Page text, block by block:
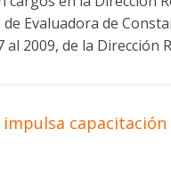
Evaluadora de
2009, de la